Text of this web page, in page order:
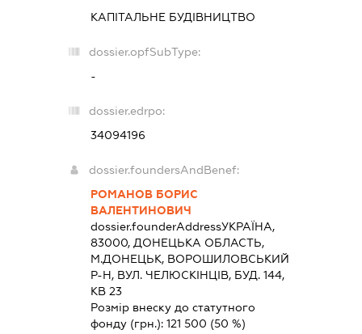
КАПІТАЛЬНЕ БУДІВНИЦТВО
dossier.opfSubType:
-
dossier.edrpo:
34094196
dossier.foundersAndBenef:
РОМАНОВ БОРИС
ВАЛЕНТИНОВИЧ
dossier.founderAddressУКРАЇНА,
83000, ДОНЕЦЬКА ОБЛАСТЬ,
М.ДОНЕЦЬК, ВОРОШИЛОВСЬКИЙ
Р-Н, ВУЛ. ЧЕЛЮСКІНЦІВ, БУД. 144,
КВ 23
Розмір внеску до статутного
фонду (грн.): 121 500 (50 %)